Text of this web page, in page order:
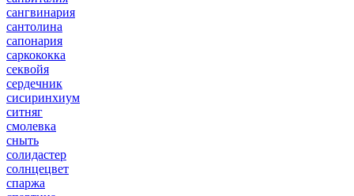
сангвинария
сантолина
сапонария
саркококка
секвойя
сердечник
сисиринхиум
ситняг
смолевка
сныть
солидастер
солнцецвет
спаржа